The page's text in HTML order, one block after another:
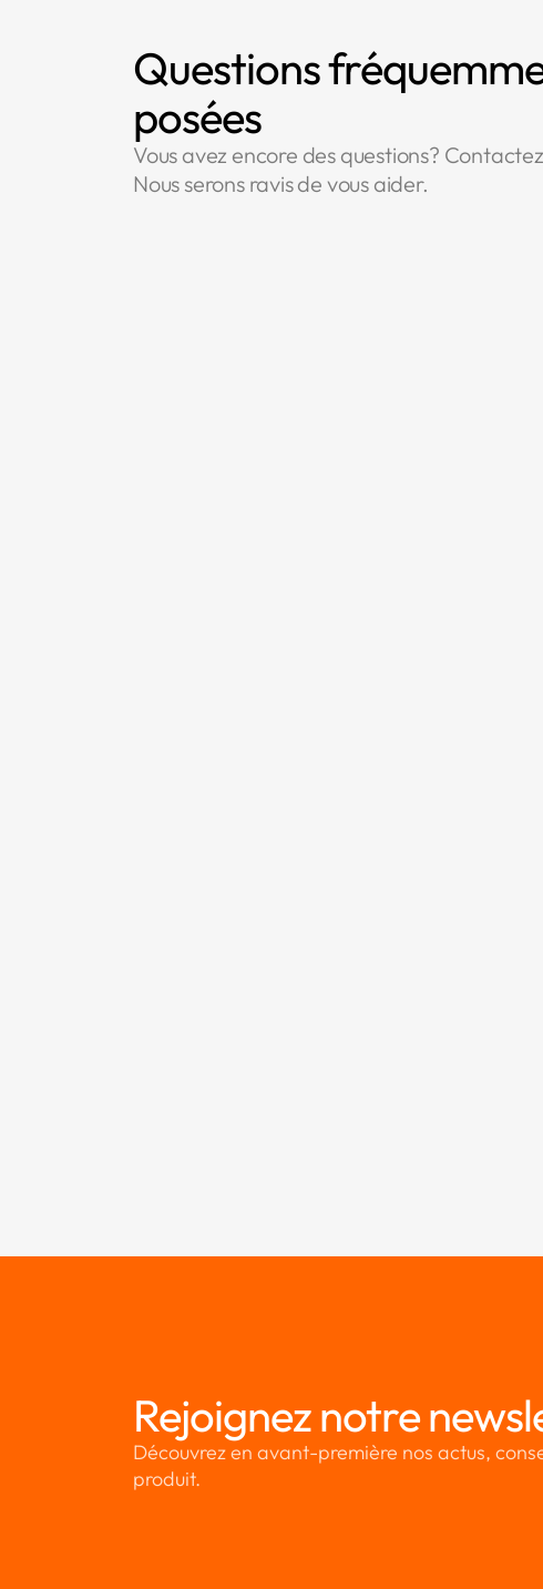
Questions
posées
Vous avez encore des questions?
Nous serons ravis de vous aider.
Rejoignez notre
Découvrez en avant-première nos actus,
produit.